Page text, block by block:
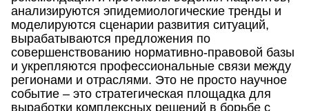
анализируются эпидемиологические тренды и
моделируются сценарии развития ситуаций,
вырабатываются предложения по
совершенствованию нормативно-правовой базы
и укрепляются профессиональные связи между
регионами и отраслями. Это не просто научное
событие – это стратегическая площадка для
выработки комплексных решений в борьбе с